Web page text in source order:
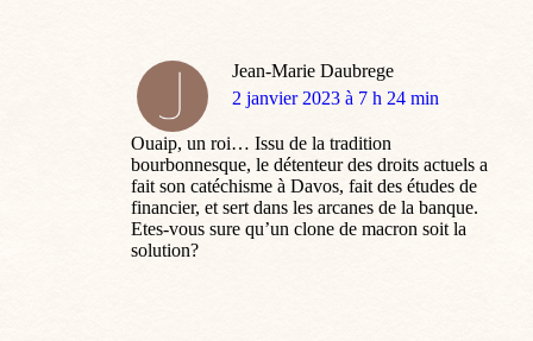
Jean-Marie Daubrege
dit
2 janvier 2023 à 7 h 24 min
Ouaip, un roi… Issu de la tradition
bourbonnesque, le détenteur des droits actuels a
fait son catéchisme à Davos, fait des études de
financier, et sert dans les arcanes de la banque.
Etes-vous sure qu’un clone de macron soit la
solution?